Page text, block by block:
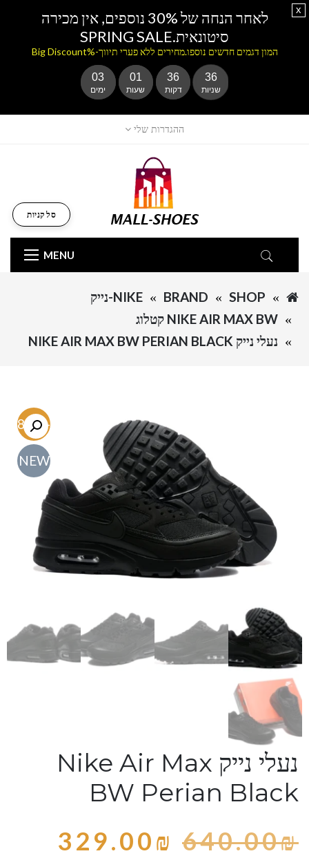
ההגדרות שלי
MENU
סל קניות
SHOP
BRAND
NIKE-נייק
NIKE AIR MAX BW קטלוג
נעלי נייק NIKE AIR MAX BW PERIAN BLACK
-48.6%
NEW
נעלי נייק Nike Air Max
BW Perian Black
640.00₪
329.00₪
לאחר הנחה של 30% נוספים, אין מכירה
סיטונאית.SPRING SALE
המון דגמים חדשים נוספו.מחירים ללא פערי תיווך-%Big Discount
03
ימים
01
שעות
36
דקות
36
שניות
x